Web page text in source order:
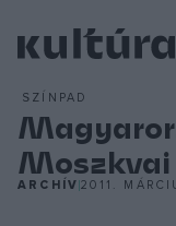
SZÍNPAD
ARCHÍV2011.